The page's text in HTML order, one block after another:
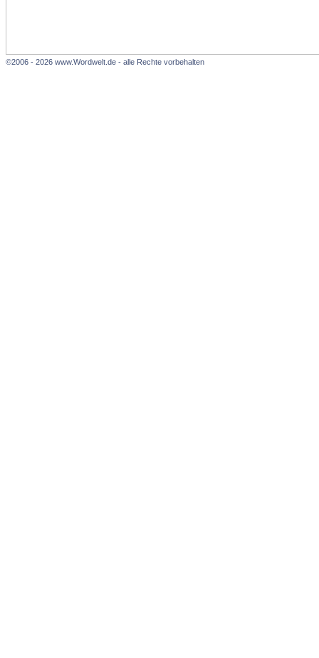
©2006 - 2026 www.Wordwelt.de - alle Rechte vorbehalten